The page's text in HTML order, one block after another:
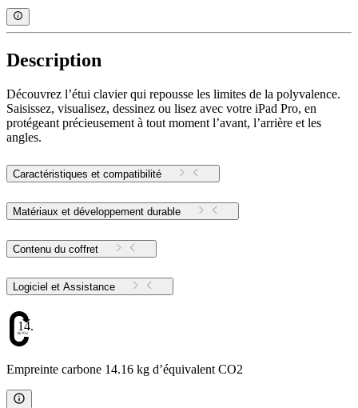
Description
Découvrez l’étui clavier qui repousse les limites de la polyvalence.
Saisissez, visualisez, dessinez ou lisez avec votre iPad Pro, en
protégeant précieusement à tout moment l’avant, l’arrière et les
angles.
Caractéristiques et compatibilité
Matériaux et développement durable
Contenu du coffret
Logiciel et Assistance
14.16
Empreinte carbone 14.16 kg d’équivalent CO2